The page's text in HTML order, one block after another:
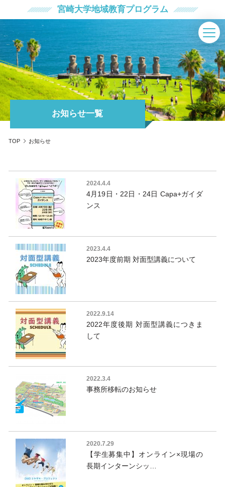
宮崎大学地域教育プログラム
お知らせ一覧
TOP お知らせ
2024.4.4
4月19日・22日・24日 Capa+ガイダ
ンス
2023.4.4
2023年度前期 対面型講義について
2022.9.14
2022年度後期 対面型講義につきま
して
2022.3.4
事務所移転のお知らせ
2020.7.29
【学生募集中】オンライン×現場の
長期インターンシッ…